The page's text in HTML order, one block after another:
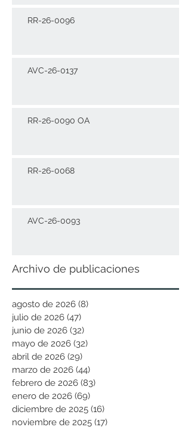
RR-26-0096
AVC-26-0137
RR-26-0090 OA
RR-26-0068
AVC-26-0093
Archivo de publicaciones
agosto de 2026 (8)
julio de 2026 (47)
junio de 2026 (32)
mayo de 2026 (32)
abril de 2026 (29)
marzo de 2026 (44)
febrero de 2026 (83)
enero de 2026 (69)
diciembre de 2025 (16)
noviembre de 2025 (17)